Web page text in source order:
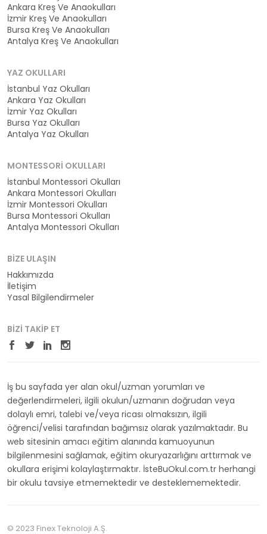
Ankara Kreş Ve Anaokulları
İzmir Kreş Ve Anaokulları
Bursa Kreş Ve Anaokulları
Antalya Kreş Ve Anaokulları
YAZ OKULLARI
İstanbul Yaz Okulları
Ankara Yaz Okulları
İzmir Yaz Okulları
Bursa Yaz Okulları
Antalya Yaz Okulları
MONTESSORI OKULLARI
İstanbul Montessori Okulları
Ankara Montessori Okulları
İzmir Montessori Okulları
Bursa Montessori Okulları
Antalya Montessori Okulları
BIZE ULAŞIN
Hakkımızda
İletişim
Yasal Bilgilendirmeler
BIZI TAKIP ET
İş bu sayfada yer alan okul/uzman yorumları ve
değerlendirmeleri, ilgili okulun/uzmanın doğrudan veya
dolaylı emri, talebi ve/veya ricası olmaksızın, ilgili
öğrenci/velisi tarafından bağımsız olarak yazılmaktadır. Bu
web sitesinin amacı eğitim alanında kamuoyunun
bilgilenmesini sağlamak, eğitim okuryazarlığını arttırmak ve
okullara erişimi kolaylaştırmaktır. İsteBuOkul.com.tr herhangi
bir okulu tavsiye etmemektedir ve desteklememektedir.
© 2023 Finex Teknoloji A.Ş.